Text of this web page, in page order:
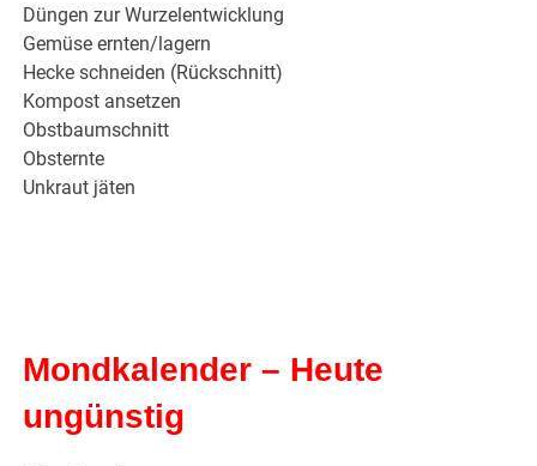
Düngen zur Wurzelentwicklung
Gemüse ernten/lagern
Hecke schneiden (Rückschnitt)
Kompost ansetzen
Obstbaumschnitt
Obsternte
Unkraut jäten
Mondkalender – Heute
ungünstig